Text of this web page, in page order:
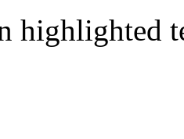
highlighted